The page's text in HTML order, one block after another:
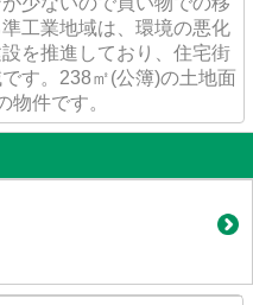
工業地域は、環境の悪化
を推進しており、住宅街
す。238㎡(公簿)の土地面
物件です。